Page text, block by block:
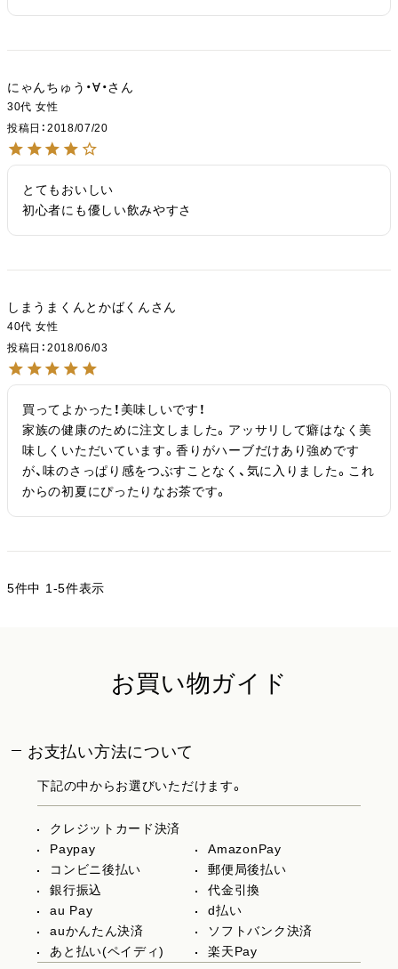
にゃんちゅう・∀・
30代 女性
投稿日
2018/07/20
とてもおいしい
初心者にも優しい飲みやすさ
しまうまくんとかばくん
40代 女性
投稿日
2018/06/03
買ってよかった！美味しいです！
家族の健康のために注文しました。アッサリして癖はなく美
味しくいただいています。香りがハーブだけあり強めです
が、味のさっぱり感をつぶすことなく、気に入りました。これ
からの初夏にぴったりなお茶です。
5件中 1-5件表示
お買い物ガイド
お支払い方法について
下記の中からお選びいただけます。
クレジットカード決済
Paypay
AmazonPay
コンビニ後払い
郵便局後払い
銀行振込
代金引換
au Pay
d払い
auかんたん決済
ソフトバンク決済
あと払い(ペイディ)
楽天Pay